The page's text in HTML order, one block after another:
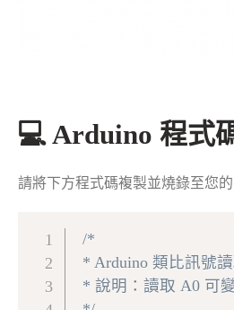
💻 Arduino 程式
請將下方程式碼複製並燒錄至您的
/*
* Arduino 類比訊號
* 說明：讀取 A0 可